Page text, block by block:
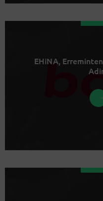
EHiNA,